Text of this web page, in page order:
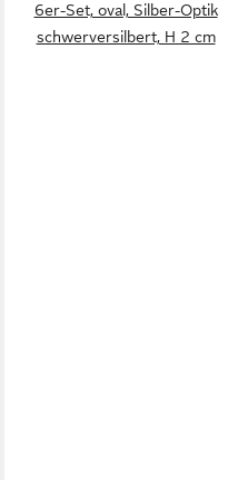
6er-Set, oval, Silber-Optik
schwerversilbert, H 2 cm